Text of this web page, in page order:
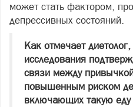
может стать фактором,
депрессивных состояний.
Как отмечает
исследования
связи между
повышенным риском
включающих такую еду